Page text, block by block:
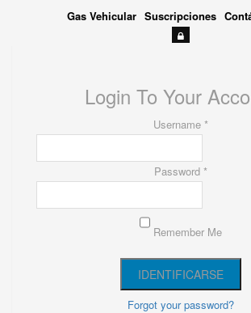
Gas Vehicular Suscripciones
Login To Your
Username *
Password *
Remember Me
Forgot your password?